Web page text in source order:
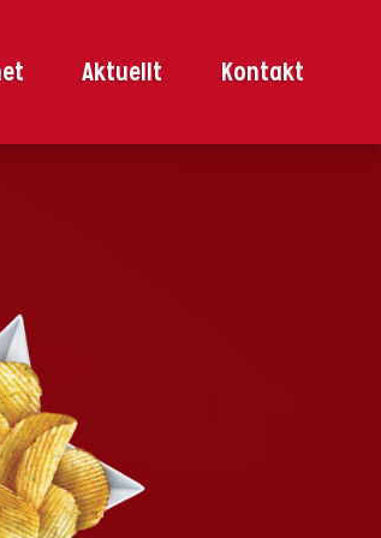
Aktuellt Kontakt